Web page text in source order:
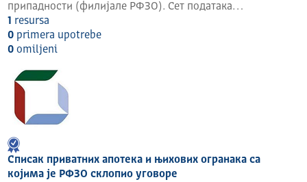
припадности (филијале РФЗО). Сет података…
1 resursa
0 primera upotrebe
0 omilјeni
Списак приватних апотека и њихових огранака са
којима је РФЗО склопио уговоре